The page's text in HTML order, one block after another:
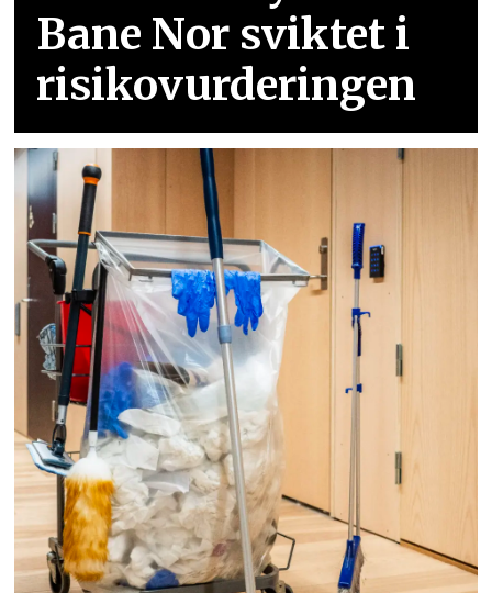
Bane Nor sviktet i
risikovurderingen